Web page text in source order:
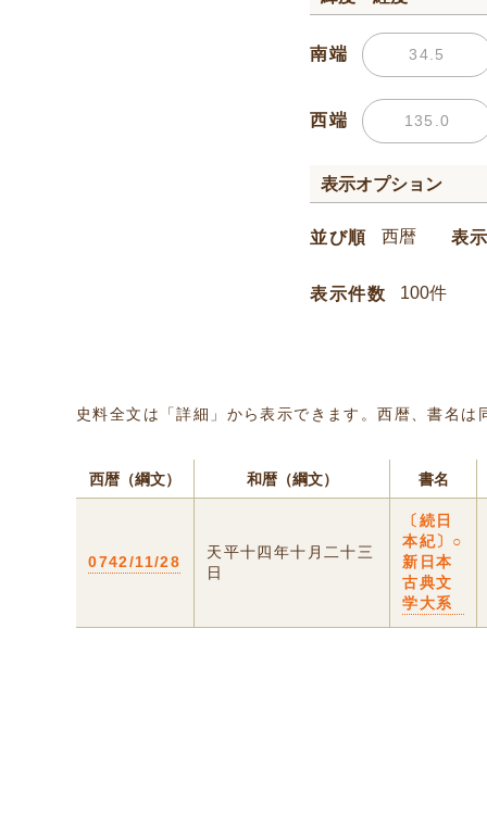
南端
西端
表示オプション
並び順 表
表示件数
史料全文は「詳細」から表示できます。西暦、書名
西暦（綱文） 和暦（綱文） 書名
0742/11/28
天平十四年十月二十三
日
〔続日
本紀〕○
新日本
古典文
学大系